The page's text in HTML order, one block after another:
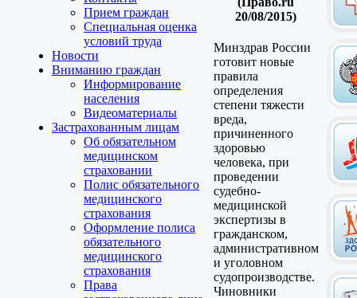
Прием граждан
Специальная оценка
условий труда
Новости
Вниманию граждан
Информирование
населения
Видеоматериалы
Застрахованным лицам
Об обязательном
медицинском
страховании
Полис обязательного
медицинского
страхования
Оформление полиса
обязательного
медицинского
страхования
Права
20/08/2015)
Минздрав России
готовит новые
правила
определения
степени тяжести
вреда,
причиненного
здоровью
человека, при
проведении
судебно-
медицинской
экспертизы в
гражданском,
административном
и уголовном
судопроизводстве.
Чиновники